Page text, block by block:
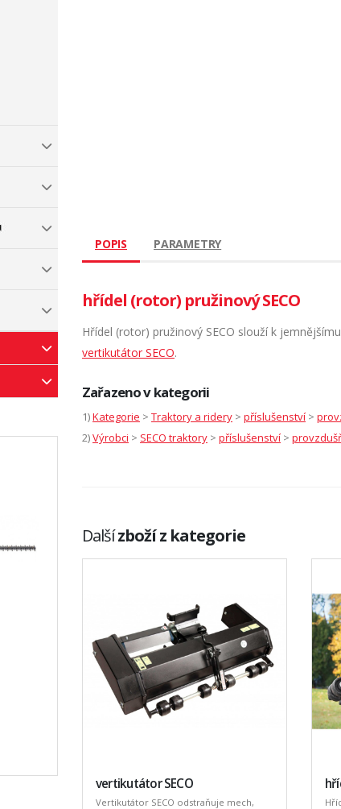
POPIS PARAMETRY
hřídel (rotor) pružinový SECO
Hřídel (rotor) pružinový SECO slouží k
vertikutátor SECO.
Zařazeno v kategorii
1)Kategorie > Traktory a ridery > příslušenství >
2)Výrobci > SECO traktory > příslušenství >
Dalšízboží z kategorie
vertikutátor SECO
Vertikutátor SECO odstraňuje mech,